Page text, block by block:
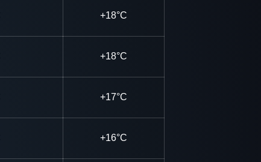
+18°C
+18°C
+17°C
+16°C